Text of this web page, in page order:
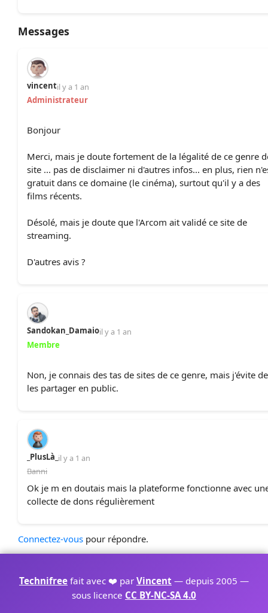
Messages
vincentil y a 1 an
Administrateur
Bonjour
Merci, mais je doute fortement de la légalité de ce genre
site ... pas de disclaimer ni d'autres infos... en plus, rien
gratuit dans ce domaine (le cinéma), surtout qu'il y a des
films récents.
Désolé, mais je doute que l'Arcom ait validé ce site de
streaming.
D'autres avis ?
Sandokan_Damaioil y a 1 an
Membre
Non, je connais des tas de sites de ce genre, mais j'évite de
les partager en public.
_PlusLà_ il y a 1 an
Banni
Ok je m en doutais mais la plateforme fonctionne avec
collecte de dons régulièrement
Connectez-vous pour répondre.
Technifree fait avec ❤️ par Vincent — depuis 2005 —
sous licence CC BY-NC-SA 4.0